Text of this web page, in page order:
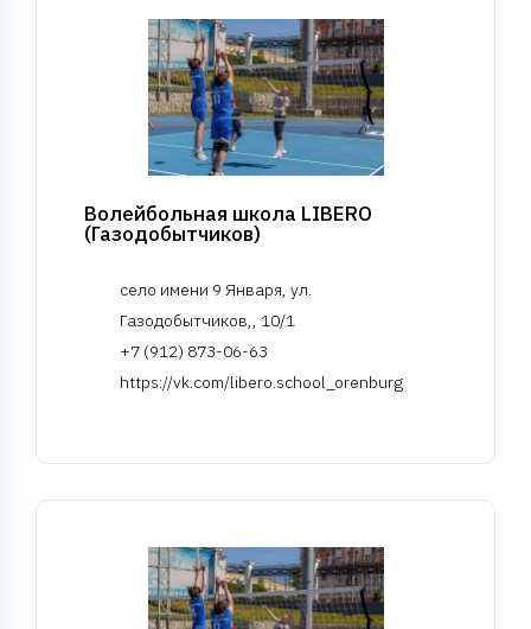
Волейбольная школа LIBERO
(Газодобытчиков)
село имени 9 Января, ул.
Газодобытчиков,, 10/1
+7 (912) 873-06-63
https://vk.com/libero.school_orenburg